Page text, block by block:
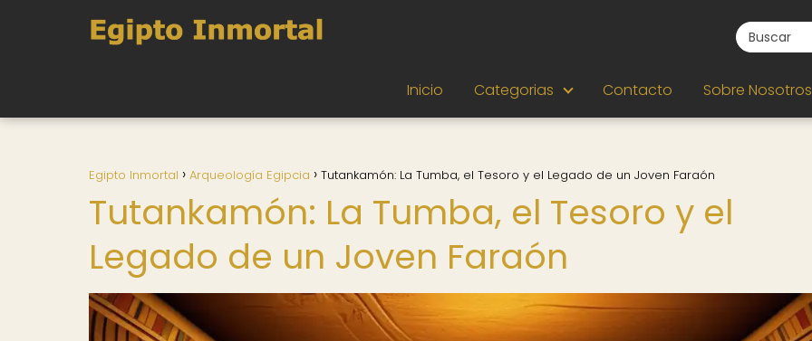
Inicio Categorias Contacto Sobre Nosotros
Egipto Inmortal Arqueología Egipcia Tutankamón: La Tumba, el Tesoro y el Legado de un Joven Faraón
Tutankamón: La Tumba, el Tesoro y el
Legado de un Joven Faraón